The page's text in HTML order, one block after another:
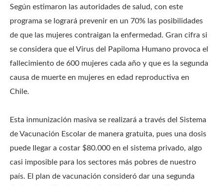
Según estimaron las autoridades de salud, con este
programa se logrará prevenir en un 70% las posibilidades
de que las mujeres contraigan la enfermedad. Gran cifra si
se considera que el Virus del Papiloma Humano provoca el
fallecimiento de 600 mujeres cada año y que es la segunda
causa de muerte en mujeres en edad reproductiva en
Chile.
Esta inmunización masiva se realizará a través del Sistema
de Vacunación Escolar de manera gratuita, pues una dosis
puede llegar a costar $80.000 en el sistema privado, algo
casi imposible para los sectores más pobres de nuestro
país. El plan de vacunación consideró dar una segunda